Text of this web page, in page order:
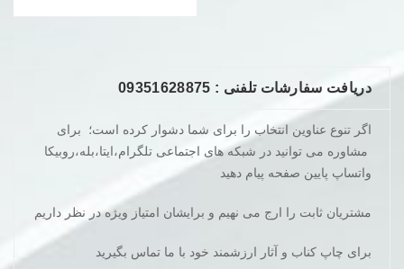
دریافت سفارشات تلفنی : 09351628875
اگر تنوع عناوین انتخاب را برای شما دشوار کرده است؛ برای
مشاوره می توانید در شبکه های اجتماعی تلگرام،ایتا،بله،روبیکا
واتساپ پایین صفحه پیام دهید
مشتریان ثابت را ارج می نهیم و برایشان امتیاز ویژه در نظر داریم
برای چاپ کناب و آثار ارزشمند خود با ما تماس بگیرید